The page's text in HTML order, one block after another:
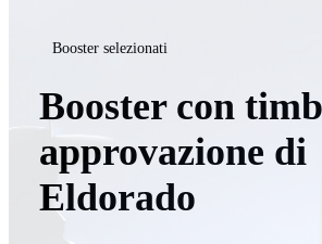
Booster selezionati
Booster con
approvazione di
Eldorado